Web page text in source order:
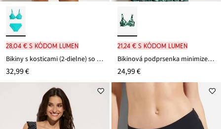
28,04 € s kódom LUMEN
Bikiny s kosticami (2-dielne) so štruktúrou
32,99 €
21,24 € s kódom LUMEN
Bikinová podprsenka minimizer s vystuženými ramienkami
24,99 €